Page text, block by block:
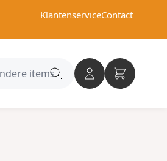
KlantenserviceContact
Search